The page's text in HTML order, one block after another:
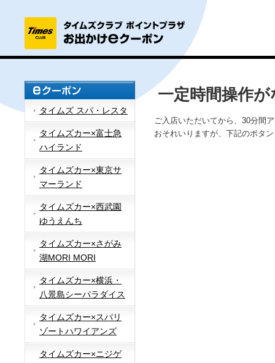
タイムズ スパ・レスタ
タイムズカー×富士急
ハイランド
タイムズカー×東京サ
マーランド
タイムズカー×西武園
ゆうえんち
タイムズカー×さがみ
湖MORI MORI
タイムズカー×横浜・
八景島シーパラダイス
タイムズカー×スパリ
ゾートハワイアンズ
タイムズカー×ニジゲ
一定時間操作
ご入店いただいてから、30分間
おそれいりますが、下記のボタ